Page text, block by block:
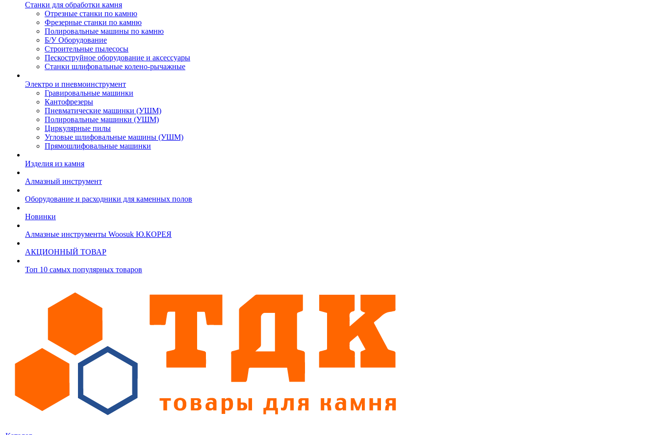
Станки для обработки камня
Отрезные станки по камню
Фрезерные станки по камню
Полировальные машины по камню
Б/У Оборудование
Строительные пылесосы
Пескоструйное оборудование и аксессуары
Станки шлифовальные колено-рычажные
Электро и пневмоинструмент
Гравировальные машинки
Кантофрезеры
Пневматические машинки (УШМ)
Полировальные машинки (УШМ)
Циркулярные пилы
Угловые шлифовальные машины (УШМ)
Прямошлифовальные машинки
Изделия из камня
Алмазный инструмент
Оборудование и расходники для каменных полов
Новинки
Алмазные инструменты Woosuk Ю.КОРЕЯ
АКЦИОННЫЙ ТОВАР
Топ 10 самых популярных товаров